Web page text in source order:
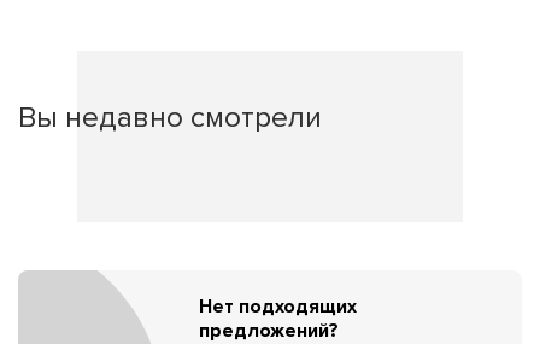
Вы недавно смотрели
Нет подходящих
предложений?